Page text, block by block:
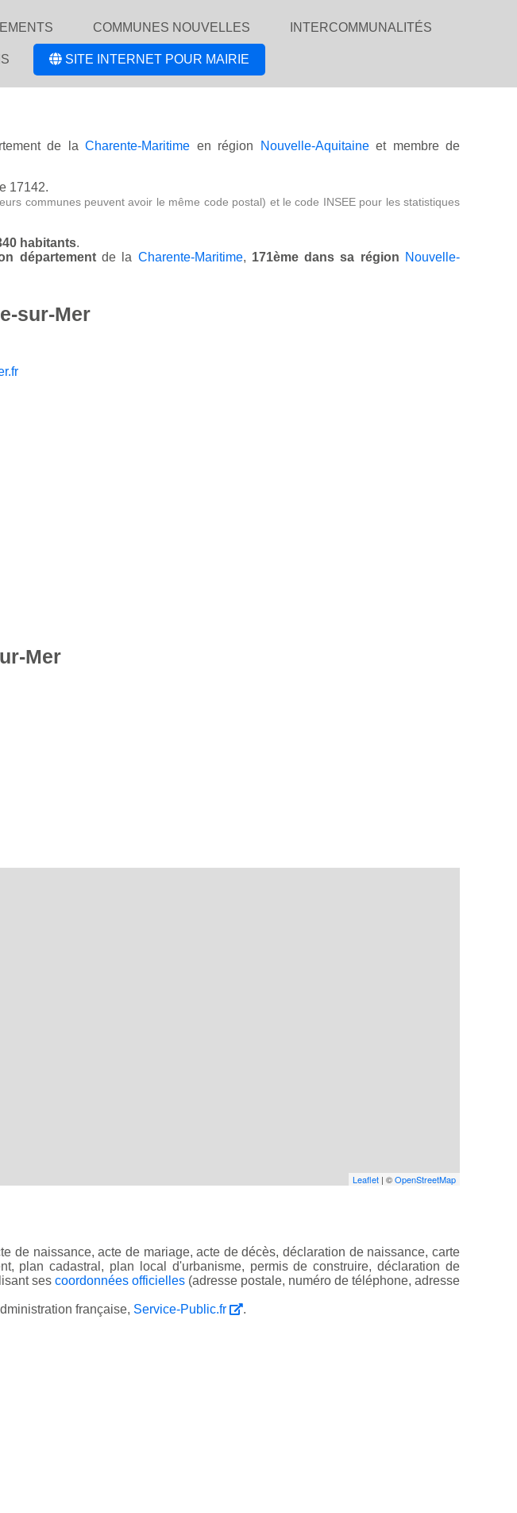
COMMUNES NOUVELLES INTERCOMMUNALITÉS
SITE INTERNET POUR MAIRIE
de la Charente-Maritime en région Nouvelle-Aquitaineet membre de
17142.
communes peuvent avoir le même code postal) et le code INSEE pour les statistiques
habitants.
départementde la Charente-Maritime, 171ème dans sa région Nouvelle-
sur-Mer
Mer
Leaflet | ©OpenStreetMap
de naissance, acte de mariage, acte de décès, déclaration de naissance, carte
plan cadastral, plan local d'urbanisme, permis de construire, déclaration de
ses coordonnées officielles (adresse postale, numéro de téléphone, adresse
française, Service-Public.fr .